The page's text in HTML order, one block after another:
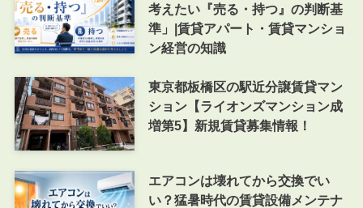
考えたい『売る・持つ』の判断基
準」|賃貸アパート・賃貸マンショ
ン経営の知識
東京都板橋区の駅近分譲賃貸マン
ション【ライオンズマンション成
増第5】新規賃貸募集情報！
エアコンは壊れてから交換でい
い？猛暑時代の賃貸設備メンテナ